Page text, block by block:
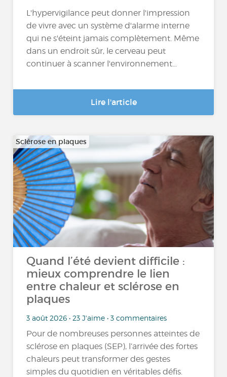
L'hypervigilance peut donner l'impression
de vivre avec un système d'alarme interne
qui ne s'éteint jamais complètement. Même
dans un endroit sûr, le cerveau peut
continuer à scanner l'environnement...
Lire l'article
Sclérose en plaques
Quand l’été devient difficile :
mieux comprendre le lien
entre chaleur et sclérose en
plaques
3 août 2026 • 23 J'aime • 3 commentaires
Pour de nombreuses personnes atteintes de
sclérose en plaques (SEP), l’arrivée des fortes
chaleurs peut transformer des gestes
simples du quotidien en véritables défis.